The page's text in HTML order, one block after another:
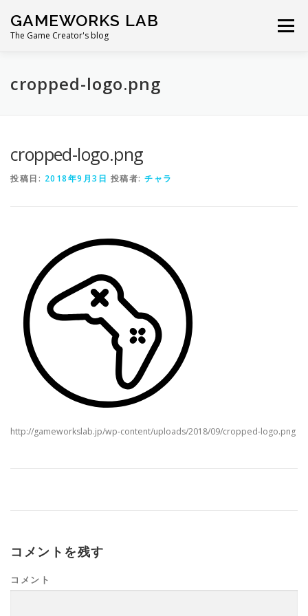
GAMEWORKS LAB
The Game Creator's blog
メニュー
cropped-logo.png
cropped-logo.png
投稿日: 2018年9月3日 投稿者: チャラ
http://gameworkslab.jp/wp-content/uploads/2018/09/cropped-logo.png
コメントを残す
コメント